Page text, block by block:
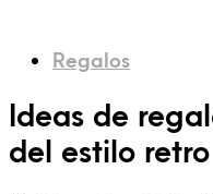
Regalos
Ideas de
del estilo retro